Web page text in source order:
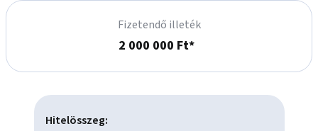
Fizetendő illeték
2 000 000 Ft*
Hitelösszeg: